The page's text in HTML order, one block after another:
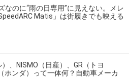
なのに“雨の日専用”に見えない。メレ
Matis」は街履きでも映える
、NISMO（日産）、GR（トヨ
ホンダ）って一体何？自動車メーカ